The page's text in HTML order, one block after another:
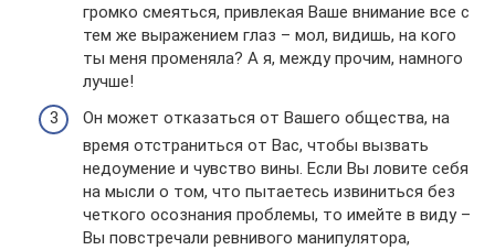
громко смеяться, привлекая Ваше внимание все с
тем же выражением глаз – мол, видишь, на кого
ты меня променяла? А я, между прочим, намного
лучше!
Он может отказаться от Вашего общества, на
время отстраниться от Вас, чтобы вызвать
недоумение и чувство вины. Если Вы ловите себя
на мысли о том, что пытаетесь извиниться без
четкого осознания проблемы, то имейте в виду –
Вы повстречали ревнивого манипулятора,